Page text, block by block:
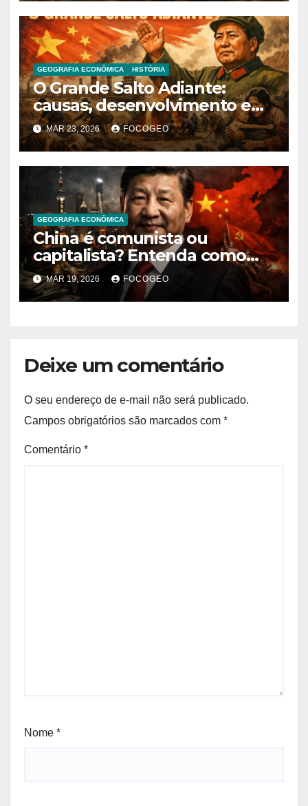
GEOGRAFIA ECONÔMICA HISTÓRIA
O Grande Salto Adiante:
causas, desenvolvimento e
consequências de uma das
políticas mais controversas
da China
MAR 23, 2026 FOCOGEO
GEOGRAFIA ECONÔMICA
China é comunista ou
capitalista? Entenda como
funciona o modelo
econômico e político chinês
MAR 19, 2026 FOCOGEO
Deixe um comentário
O seu endereço de e-mail não será publicado.
Campos obrigatórios são marcados com *
Comentário *
Nome *